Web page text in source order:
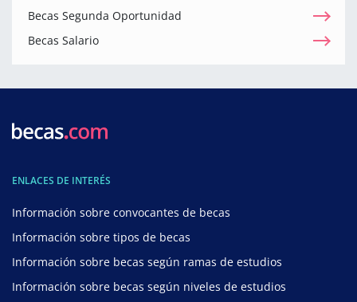
Becas Segunda Oportunidad
Becas Salario
ENLACES DE INTERÉS
Información sobre convocantes de becas
Información sobre tipos de becas
Información sobre becas según ramas de estudios
Información sobre becas según niveles de estudios